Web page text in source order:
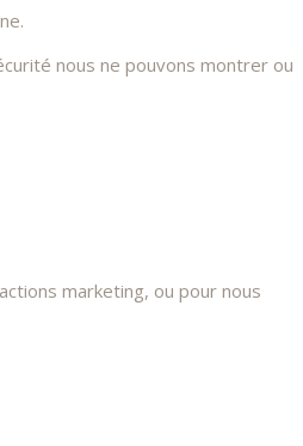
nous ne pouvons montrer ou
marketing, ou pour nous